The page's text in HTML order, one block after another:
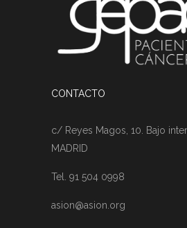
CONTACTO
c/ Reyes Magos, 10. Bajo
MADRID
Tel. 91 504 0998
asion@asion.org